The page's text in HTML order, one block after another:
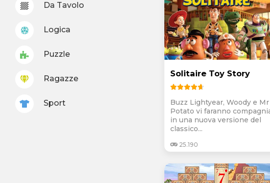
Da Tavolo
Logica
Puzzle
Ragazze
Sport
Solitaire Toy Story
Buzz Lightyear, Woody e Mr
Potato vi faranno
in una nuova versione del
classico...
25.190